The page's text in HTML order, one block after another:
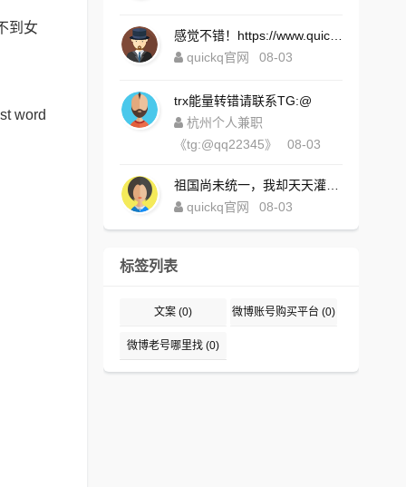
到女
word
quickq官网
08-03
trx能量转错请联系TG:@
杭州个人兼职
《tg:@qq22345》
08-03
quickq官网
08-03
标签列表
文案 (0) 微博账号购买平台 (0)
微博老号哪里找 (0)